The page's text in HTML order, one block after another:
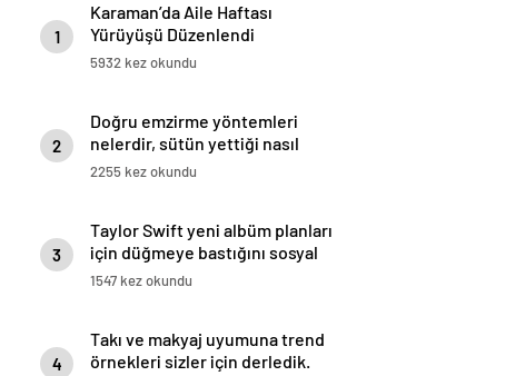
1
Karaman’da Aile Haftası
Yürüyüşü Düzenlendi
5932 kez okundu
2
Doğru emzirme yöntemleri
nelerdir, sütün yettiği nasıl
anlaşılır?
2255 kez okundu
3
Taylor Swift yeni albüm planları
için düğmeye bastığını sosyal
medyadan duyurdu!
1547 kez okundu
4
Takı ve makyaj uyumuna trend
örnekleri sizler için derledik.